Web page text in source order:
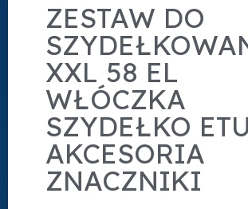
ZESTAW DO
XXL 58 EL
WŁÓCZKA
SZYDEŁKO
AKCESORIA
ZNACZNIKI